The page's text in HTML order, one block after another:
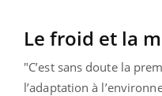
Le froid et la
"C’est sans doute la
l’adaptation à